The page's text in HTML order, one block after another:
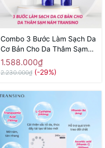
Combo 3 Bước Làm Sạch Da
Cơ Bản Cho Da Thâm Sạm
Nám Transino Skin Care (
Tẩy Trang- Rửa Mặt- Cấp
1.588.000₫
2.230.000₫ (-29%)